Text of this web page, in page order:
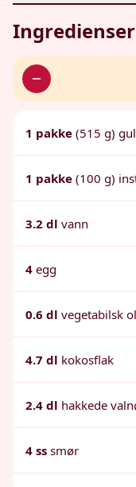
Ingredienser
1 pakke (515 g)
1 pakke (100 g)
3.2 dl vann
4 egg
0.6 dl vegetabilsk
4.7 dl kokosflak
2.4 dl hakkede
4 ss smør